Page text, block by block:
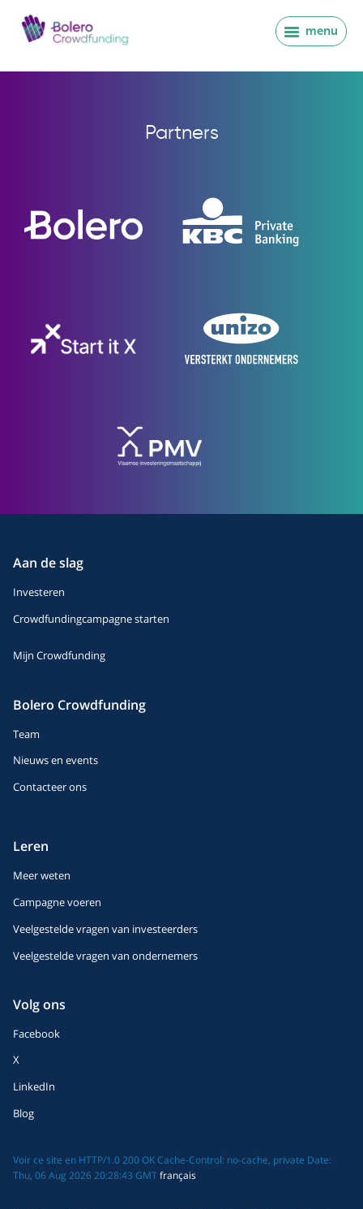
menu
Inloggen
Partners
Aan de slag
Investeren
Crowdfundingcampagne starten
Mijn Crowdfunding
Bolero Crowdfunding
Team
Nieuws en events
Contacteer ons
Leren
Meer weten
Campagne voeren
Veelgestelde vragen van investeerders
Veelgestelde vragen van ondernemers
Volg ons
Facebook
X
LinkedIn
Blog
Voir ce site en HTTP/1.0 200 OK Cache-Control: no-cache, private Date:
Thu, 06 Aug 2026 20:28:43 GMTfrançais